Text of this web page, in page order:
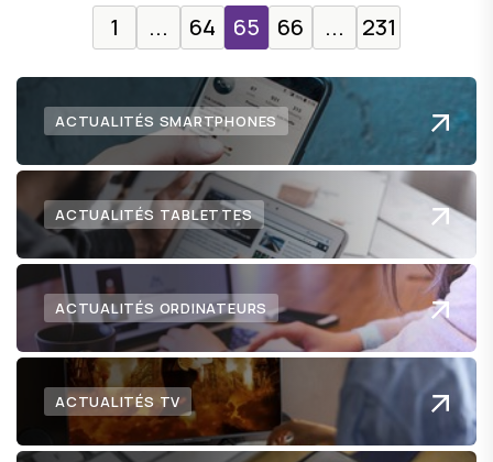
1 ... 64 65 66 ... 231
ACTUALITÉS SMARTPHONES
ACTUALITÉS TABLETTES
ACTUALITÉS ORDINATEURS
ACTUALITÉS TV